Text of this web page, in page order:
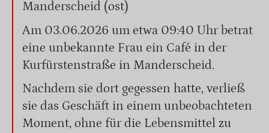
Manderscheid (ost)
Am 03.06.2026 um etwa 09:40 Uhr betrat
eine unbekannte Frau ein Café in der
Kurfürstenstraße in Manderscheid.
Nachdem sie dort gegessen hatte, verließ
sie das Geschäft in einem unbeobachteten
Moment, ohne für die Lebensmittel zu